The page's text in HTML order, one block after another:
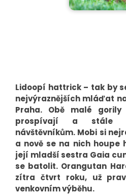
Lidoopí hattrick – tak by
nejvýraznějších mláďat
Praha. Obě malé
prospívají a stále
návštěvníkům. Mobi si
a nově se na nich houpe
její mladší sestra Gaia
se batolit. Orangutan
zítra čtvrt roku, už
venkovním výběhu.